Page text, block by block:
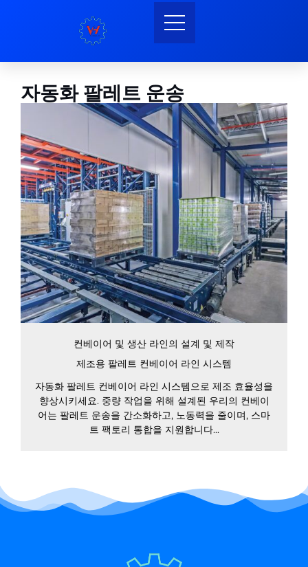
자동화 팔레트 운송
컨베이어 및 생산 라인의 설계 및 제작
제조용 팔레트 컨베이어 라인 시스템
자동화 팔레트 컨베이어 라인 시스템으로 제조 효율성을
향상시키세요. 중량 작업을 위해 설계된 우리의 컨베이
어는 팔레트 운송을 간소화하고, 노동력을 줄이며, 스마
트 팩토리 통합을 지원합니다...